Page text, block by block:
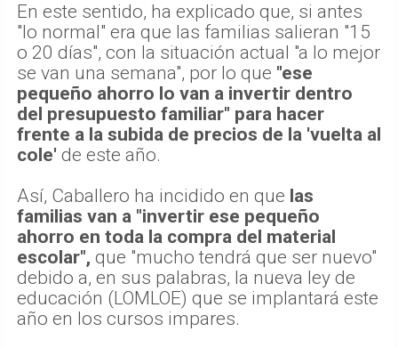
En este sentido, ha explicado que, si antes
"lo normal" era que las familias salieran "15
o 20 días", con la situación actual "a lo mejor
se van una semana", por lo que "ese
pequeño ahorro lo van a invertir dentro
del presupuesto familiar" para hacer
frente a la subida de precios de la 'vuelta al
cole' de este año.
Así, Caballero ha incidido en que las
familias van a "invertir ese pequeño
ahorro en toda la compra del material
escolar", que "mucho tendrá que ser nuevo"
debido a, en sus palabras, la nueva ley de
educación (LOMLOE) que se implantará este
año en los cursos impares.